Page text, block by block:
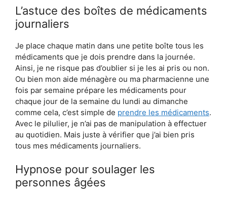
L’astuce des boîtes de médicaments
journaliers
Je place chaque matin dans une petite boîte tous les
médicaments que je dois prendre dans la journée.
Ainsi, je ne risque pas d’oublier si je les ai pris ou non.
Ou bien mon aide ménagère ou ma pharmacienne une
fois par semaine prépare les médicaments pour
chaque jour de la semaine du lundi au dimanche
comme cela, c’est simple de prendre les médicaments.
Avec le pilulier, je n’ai pas de manipulation à effectuer
au quotidien. Mais juste à vérifier que j’ai bien pris
tous mes médicaments journaliers.
Hypnose pour soulager les
personnes âgées